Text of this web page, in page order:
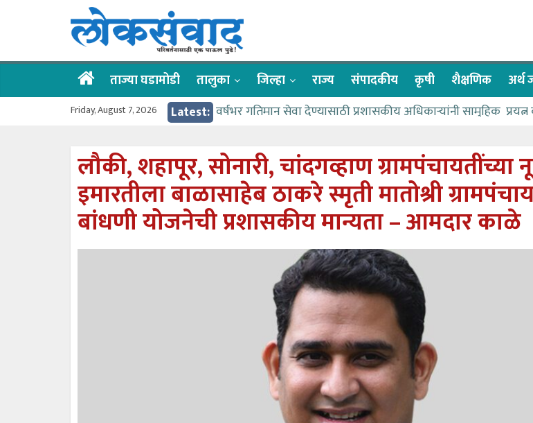
लोकसंवाद
ताज्या
घडामोडी
ताज्या घडामोडी तालुका जिल्हा राज्य संपादकीय कृषी शैक्षणिक अर्थ
Friday, August 7, 2026 Latest: वर्षभर गतिमान सेवा देण्यासाठी प्रशासकीय अधिकाऱ्यांनी सामुहिक
आत्मामालिक गुरूकूलाचे २२८ विद्यार्थी शिष्यवृत्तीस पात्र
ईच्छा आणि मेहनतीच्या बळावर यश मिळवता येते – शिवप्रसाद पंडोरे
आमदार आशुतोष काळे यांचा वाढदिवस विविध सामाजिक उपक्रमांनी
लौकी, शहापूर, सोनारी, चांदगव्हाण ग्रामपंचायतींच्या
इमारतीला बाळासाहेब ठाकरे स्मृती मातोश्री
बांधणी योजनेची प्रशासकीय मान्यता – आमदार काळे